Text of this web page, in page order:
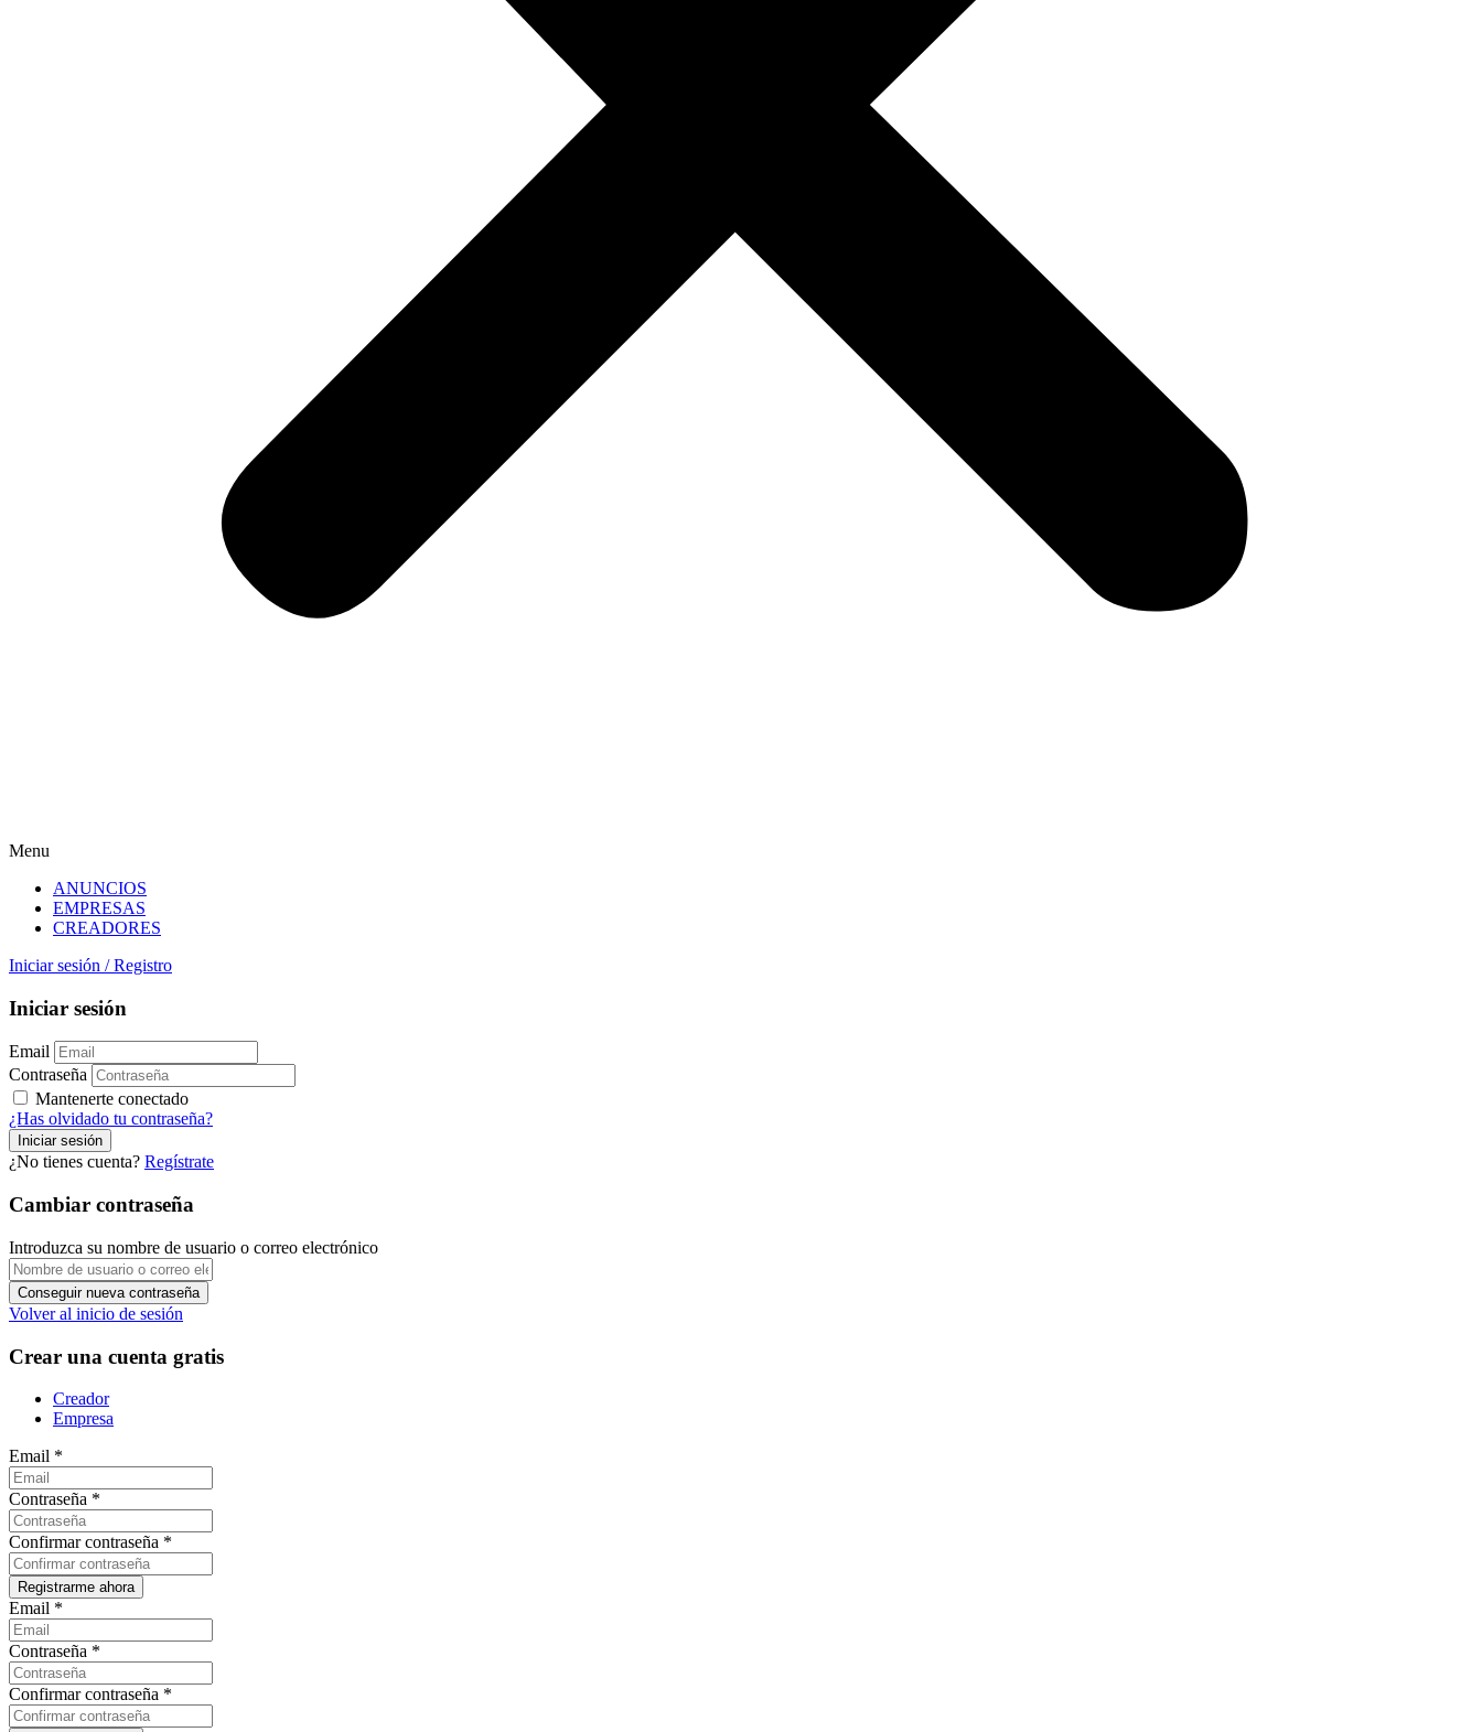
Menu
ANUNCIOS
EMPRESAS
CREADORES
Iniciar sesión / Registro
Iniciar sesión
Email
Contraseña
Mantenerte conectado
¿Has olvidado tu contraseña?
¿No tienes cuenta? Regístrate
Cambiar contraseña
Introduzca su nombre de usuario o correo electrónico
Volver al inicio de sesión
Crear una cuenta gratis
Creador
Empresa
Email *
Contraseña *
Confirmar contraseña *
Email *
Contraseña *
Confirmar contraseña *